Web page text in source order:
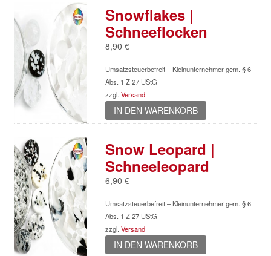
Snowflakes |
Schneeflocken
8,90 €
Umsatzsteuerbefreit – Kleinunternehmer gem. § 6
Abs. 1 Z 27 UStG
zzgl. Versand
IN DEN WARENKORB
Snow Leopard |
Schneeleopard
6,90 €
Umsatzsteuerbefreit – Kleinunternehmer gem. § 6
Abs. 1 Z 27 UStG
zzgl. Versand
IN DEN WARENKORB